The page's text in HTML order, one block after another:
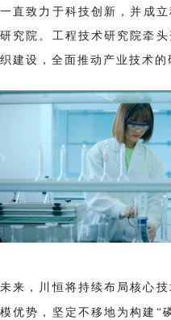
一直致力于科技创新，并成
研究院。 工程技术研究院牵
织建设，全面推动产业技术的
未来，川恒将持续布局核心
模优势，坚定不移地为构建“